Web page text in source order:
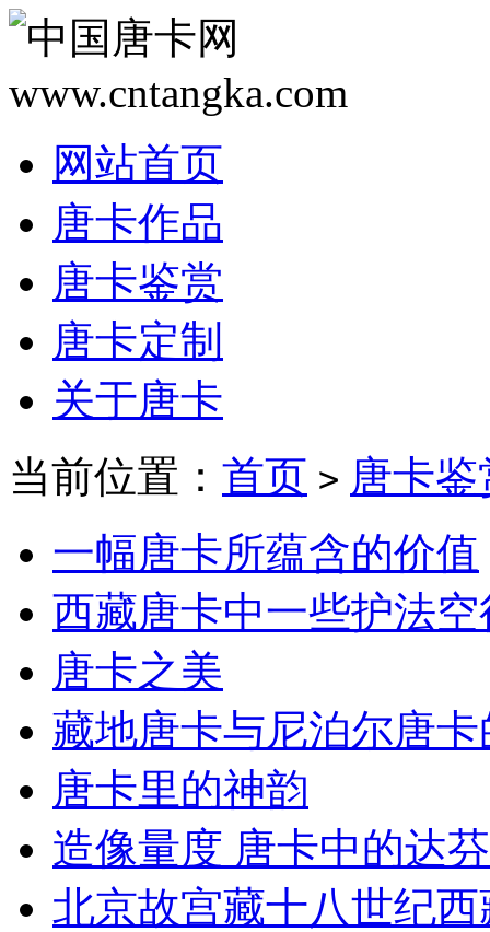
网站首页
唐卡作品
唐卡鉴赏
唐卡定制
关于唐卡
当前位置： 首页 > 唐卡鉴
一幅唐卡所蕴含的价值
西藏唐卡中一些护法
唐卡之美
藏地唐卡与尼泊尔唐
唐卡里的神韵
造像量度 唐卡中的达
北京故宫藏十八世纪